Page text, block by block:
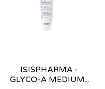
ISISPHARMA -
GLYCO-A MEDIUM...